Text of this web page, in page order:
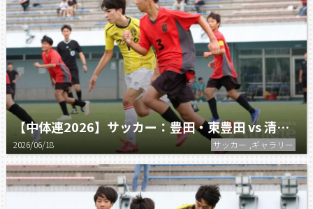
【中体連2026】サッカー：豊田・東豊田 vs 清水六
2026/06/18 サッカー ,ギャラリー